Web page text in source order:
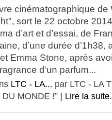
cinématographique de
sort le 22 octobre
d’art et d’essai, de
d’une durée d’1h38,
Emma Stone, après
d’un parfum...
LTC - LA... par LTC - LA
MONDE !” | Lire la